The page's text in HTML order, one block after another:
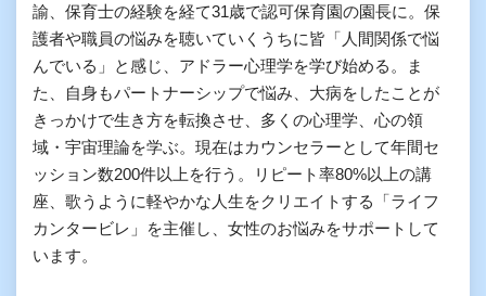
諭、保育士の経験を経て31歳で認可保育園の園長に。保
護者や職員の悩みを聴いていくうちに皆「人間関係で悩
んでいる」と感じ、アドラー心理学を学び始める。ま
た、自身もパートナーシップで悩み、大病をしたことが
きっかけで生き方を転換させ、多くの心理学、心の領
域・宇宙理論を学ぶ。現在はカウンセラーとして年間セ
ッション数200件以上を行う。リピート率80%以上の講
座、歌うように軽やかな人生をクリエイトする「ライフ
カンタービレ」を主催し、女性のお悩みをサポートして
います。